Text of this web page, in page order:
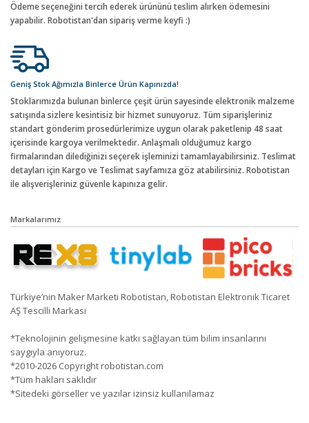
Ödeme seçeneğini tercih ederek ürününü teslim alırken ödemesini
yapabilir. Robotistan'dan sipariş verme keyfi :)
Geniş Stok Ağımızla Binlerce Ürün Kapınızda!
Stoklarımızda bulunan binlerce çeşit ürün sayesinde elektronik malzeme
satışında sizlere kesintisiz bir hizmet sunuyoruz. Tüm siparişleriniz
standart gönderim prosedürlerimize uygun olarak paketlenip 48 saat
içerisinde kargoya verilmektedir. Anlaşmalı olduğumuz kargo
firmalarından dilediğinizi seçerek işleminizi tamamlayabilirsiniz. Teslimat
detayları için Kargo ve Teslimat sayfamıza göz atabilirsiniz. Robotistan
ile alışverişleriniz güvenle kapınıza gelir.
Markalarımız
Türkiye’nin Maker Marketi Robotistan, Robotistan Elektronik Ticaret
AŞ Tescilli Markası
*Teknolojinin gelişmesine katkı sağlayan tüm bilim insanlarını
saygıyla anıyoruz.
*2010-2026 Copyright robotistan.com
*Tüm hakları saklıdır
*Sitedeki görseller ve yazılar izinsiz kullanılamaz